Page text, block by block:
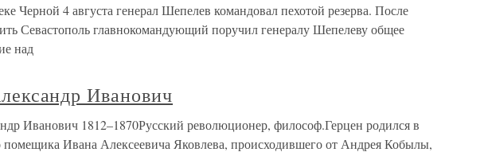
Черной 4 августа генерал Шепелев командовал пехотой резерва. После
Севастополь главнокомандующий поручил генералу Шепелеву общее
над
Иванович
Иванович 1812–1870Русский революционер, философ.Герцен родился в
помещика Ивана Алексеевича Яковлева, происходившего от Андрея Кобылы,